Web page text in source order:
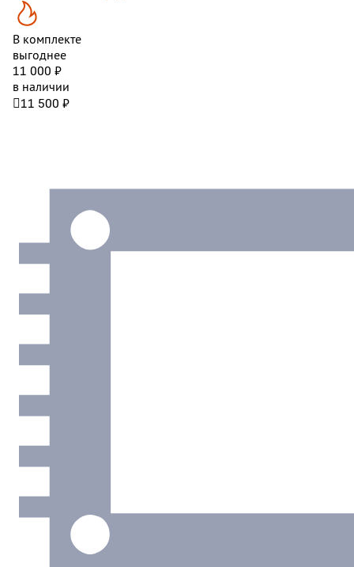
В комплекте
выгоднее
11 000 ₽
в наличии
11 500 ₽